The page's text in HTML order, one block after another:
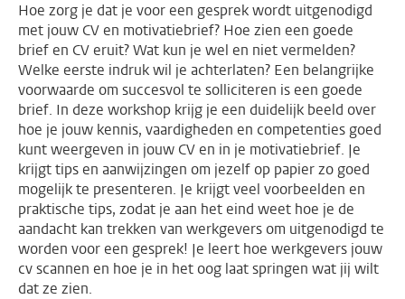
Hoe zorg je dat je voor een gesprek wordt uitgenodigd
met jouw CV en motivatiebrief? Hoe zien een goede
brief en CV eruit? Wat kun je wel en niet vermelden?
Welke eerste indruk wil je achterlaten? Een belangrijke
voorwaarde om succesvol te solliciteren is een goede
brief. In deze workshop krijg je een duidelijk beeld over
hoe je jouw kennis, vaardigheden en competenties goed
kunt weergeven in jouw CV en in je motivatiebrief. Je
krijgt tips en aanwijzingen om jezelf op papier zo goed
mogelijk te presenteren. Je krijgt veel voorbeelden en
praktische tips, zodat je aan het eind weet hoe je de
aandacht kan trekken van werkgevers om uitgenodigd te
worden voor een gesprek! Je leert hoe werkgevers jouw
cv scannen en hoe je in het oog laat springen wat jij wilt
dat ze zien.